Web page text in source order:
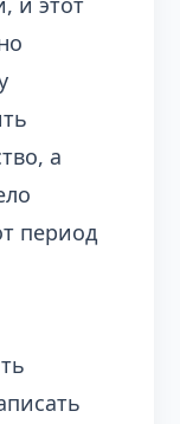
а
период